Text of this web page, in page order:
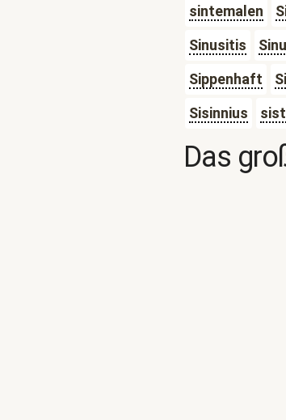
sintemalen
Sinusitis
Sippenhaft
Sisinnius
Das